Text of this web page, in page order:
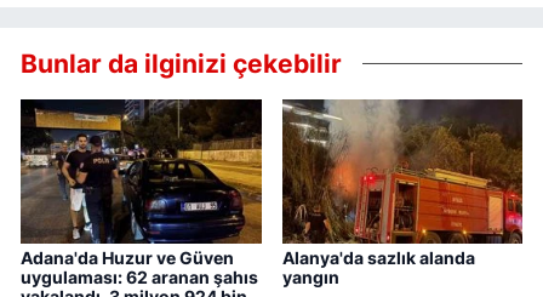
Bunlar da ilginizi çekebilir
Adana'da Huzur ve Güven
uygulaması: 62 aranan şahıs
Alanya'da sazlık alanda
yangın